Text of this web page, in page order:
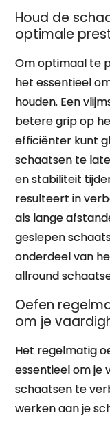
Houd de
optimale
Om optimaal te
het essentieel
houden. Een
betere grip op
efficiënter kunt
schaatsen te
en stabiliteit
resulteert in
als lange
geslepen
onderdeel van
allround
Oefen
om je
Het regelmatig
essentieel om je
schaatsen te
werken aan je